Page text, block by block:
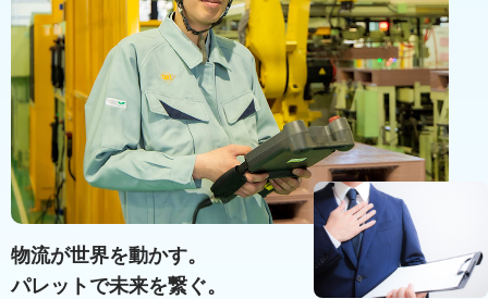
物流が世界を動かす。
パレットで未来を繋ぐ。